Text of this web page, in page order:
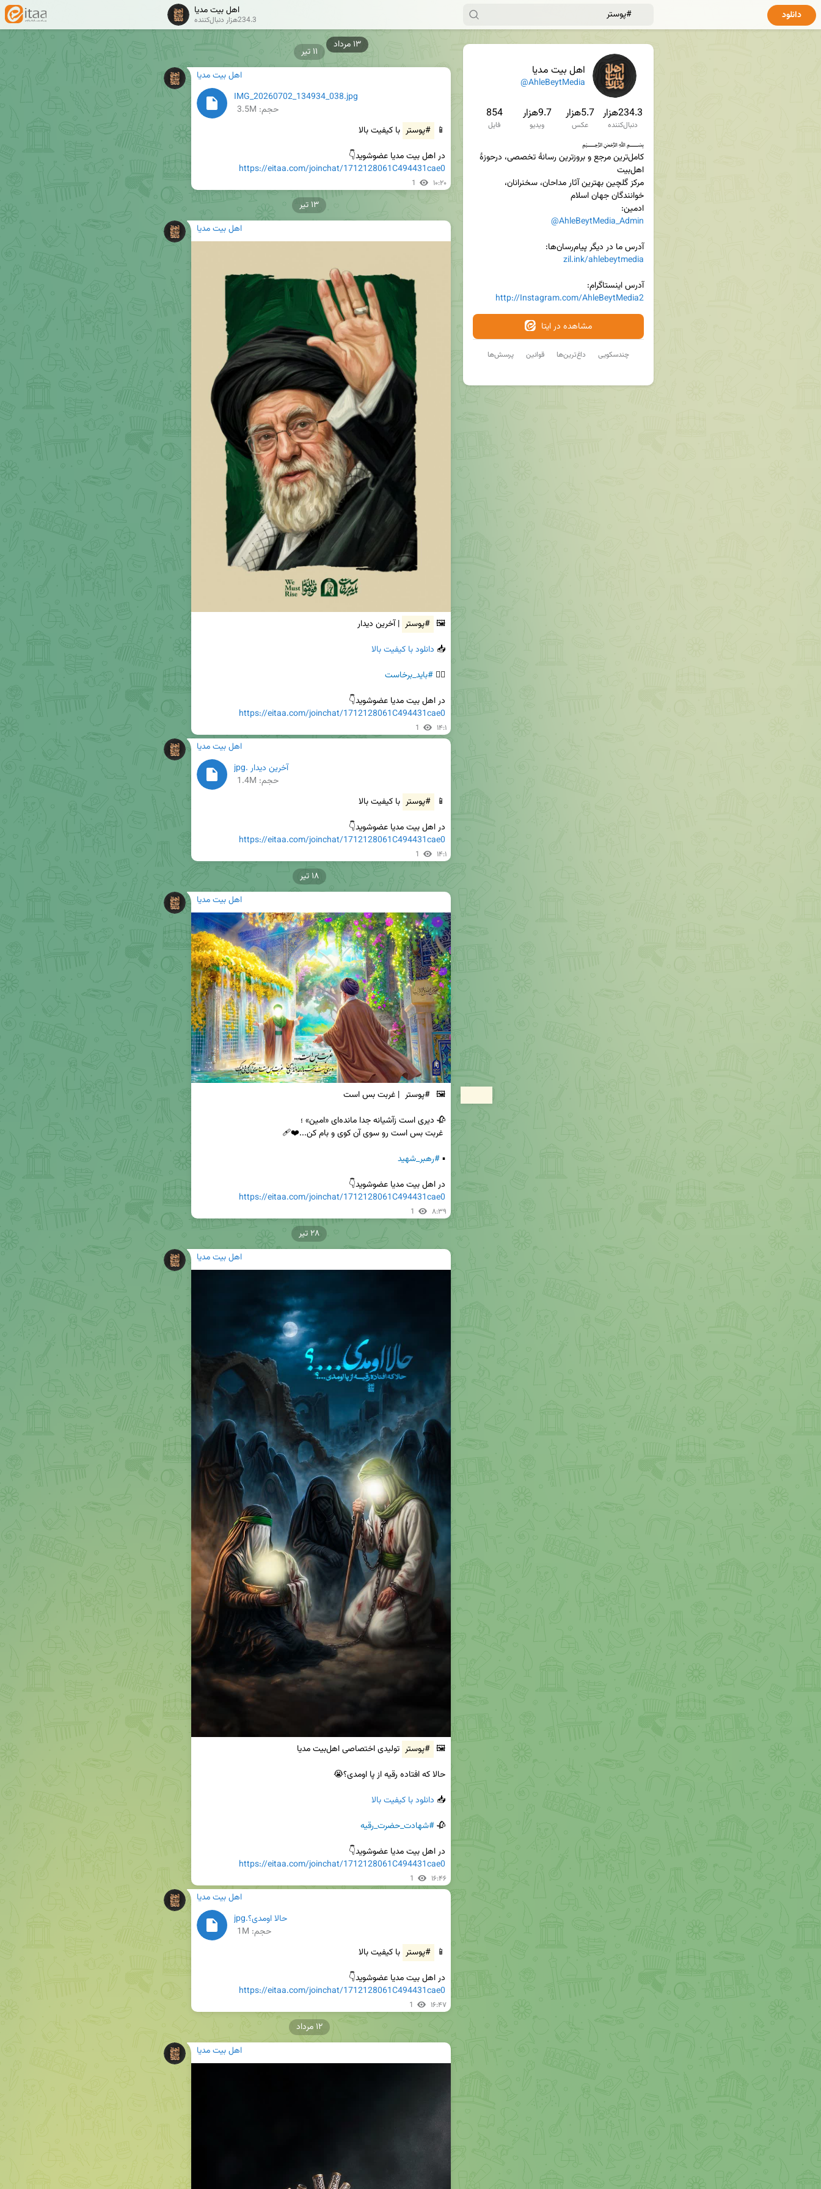
اهل بیت مدیا
@AhleBeytMedia
234.3هزار
دنبال‌کننده
5.7هزار
عکس
9.7هزار
ویدیو
854
فایل
ادمین:
@AhleBeytMedia_Admin
آدرس ما در دیگر پیام‌رسان‌ها:
zil.ink/ahlebeytmedia
آدرس اینستاگرام:
http://Instagram.com/AhleBeytMedia2
مشاهده در ایتا
پرسش‌ها قوانین داغ‌ترین‌ها چندسکویی
اهل بیت مدیا
234.3هزار دنبال‌کننده دانلود
اهل بیت مدیا
IMG_20260702_134934_038.jpg
حجم: 3.5M
📱
#پوستر
در اهل بیت مدیا عضوشوید👇
https://eitaa.com/joinchat/1712128061C494431cae0
1 ۱۰:۲۰
۱۱ تیر
اهل بیت مدیا
🖼 #پوستر
📥 دانلود با کیفیت بالا
✊🏻 #باید_برخاست
در اهل بیت مدیا عضوشوید👇
https://eitaa.com/joinchat/1712128061C494431cae0
1 ۱۴:۱
۱۳ تیر
اهل بیت مدیا
آخرین دیدار .jpg
حجم: 1.4M
📱
#پوستر
در اهل بیت مدیا عضوشوید👇
https://eitaa.com/joinchat/1712128061C494431cae0
1 ۱۴:۱
اهل بیت مدیا
🖼 #پوستر
▪️ #رهبر_شهید
در اهل بیت مدیا عضوشوید👇
https://eitaa.com/joinchat/1712128061C494431cae0
1 ۸:۳۹
۱۸ تیر
اهل بیت مدیا
🖼 #پوستر
📥 دانلود با کیفیت بالا
🥀 #شهادت_حضرت_رقیه
در اهل بیت مدیا عضوشوید👇
https://eitaa.com/joinchat/1712128061C494431cae0
1 ۱۶:۴۶
۲۸ تیر
اهل بیت مدیا
حالا اومدی؟.jpg
حجم: 1M
📱
#پوستر
در اهل بیت مدیا عضوشوید👇
https://eitaa.com/joinchat/1712128061C494431cae0
1 ۱۶:۴۷
اهل بیت مدیا
۱۲ مرداد